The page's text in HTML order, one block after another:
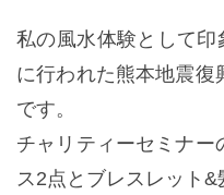
私の風水体験として印
に行われた熊本地震復
です。
チャリティーセミナー
ス2点とブレスレット&